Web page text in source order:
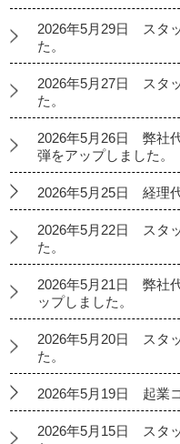
2026年5月29日 スタ
た。
2026年5月27日 スタ
た。
2026年5月26日 弊社
弾をアップしました。
2026年5月25日 経理
2026年5月22日 スタ
た。
2026年5月21日 弊社
ップしました。
2026年5月20日 スタ
た。
2026年5月19日 起業
2026年5月15日 スタ